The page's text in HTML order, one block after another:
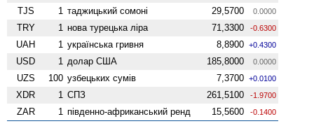
TJS 1 таджицький сомоні 29,5700 0.0000
TRY 1 нова турецька ліра 71,3300 -0.6300
UAH 1 українська гривня 8,8900 +0.4300
USD 1 долар США 185,8000 0.0000
UZS 100 узбецьких сумів 7,3700 +0.0100
XDR 1 СПЗ 261,5100 -1.9700
ZAR 1 південно-африканський ренд 15,5600 -0.1400